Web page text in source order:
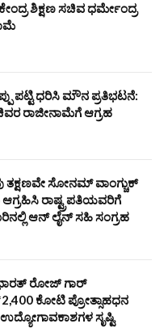
ಶಿಕ್ಷಣ ಸಚಿವ ಧರ್ಮೇಂದ್ರ
ಪಟ್ಟಿ ಧರಿಸಿ ಮೌನ ಪ್ರತಿಭಟನೆ:
ರಾಜೀನಾಮೆಗೆ ಆಗ್ರಹ
ತಕ್ಷಣವೇ ಸೋನಮ್ ವಾಂಗ್ಚುಕ್
ರಾಷ್ಟ್ರಪತಿಯವರಿಗೆ
ಆನ್‌ ಲೈನ್ ಸಹಿ ಸಂಗ್ರಹ
ರೋಜ್‌ ಗಾರ್
ಕೋಟಿ ಪ್ರೋತ್ಸಾಹಧನ
ಸೃಷ್ಟಿ